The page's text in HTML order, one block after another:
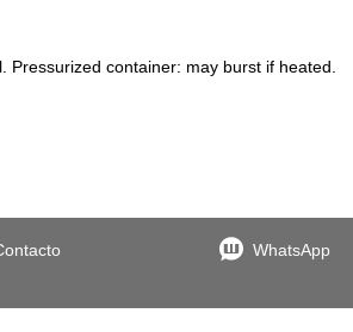
container: may burst if heated.
WhatsApp